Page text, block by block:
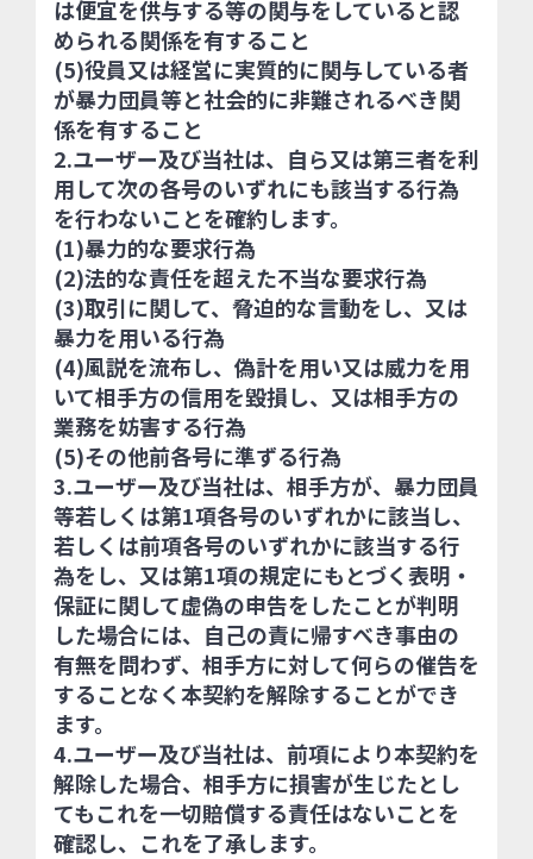
は便宜を供与する等の関与をしていると認
められる関係を有すること
(5)役員又は経営に実質的に関与している者
が暴力団員等と社会的に非難されるべき関
係を有すること
2.ユーザー及び当社は、自ら又は第三者を利
用して次の各号のいずれにも該当する行為
を行わないことを確約します。
(1)暴力的な要求行為
(2)法的な責任を超えた不当な要求行為
(3)取引に関して、脅迫的な言動をし、又は
暴力を用いる行為
(4)風説を流布し、偽計を用い又は威力を用
いて相手方の信用を毀損し、又は相手方の
業務を妨害する行為
(5)その他前各号に準ずる行為
3.ユーザー及び当社は、相手方が、暴力団員
等若しくは第1項各号のいずれかに該当し、
若しくは前項各号のいずれかに該当する行
為をし、又は第1項の規定にもとづく表明・
保証に関して虚偽の申告をしたことが判明
した場合には、自己の責に帰すべき事由の
有無を問わず、相手方に対して何らの催告を
することなく本契約を解除することができ
ます。
4.ユーザー及び当社は、前項により本契約を
解除した場合、相手方に損害が生じたとし
てもこれを一切賠償する責任はないことを
確認し、これを了承します。